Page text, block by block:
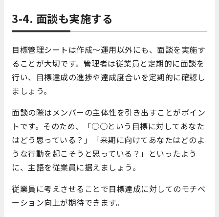
3-4. 面談も実施する
目標管理シートは作成〜運用以外にも、面談を実施す
ることが大切です。管理者は従業員と定期的に面談を
行い、目標達成の進捗や達成度合いを定期的に確認し
ましょう。
面談の際はメンバーの主体性を引き出すことがポイン
トです。そのため、「○○という目標に対してあなた
はどう思っている？」「来期に向けてあなたはどのよ
うな行動を起こそうと思っている？」といったよう
に、主語を従業員に据えましょう。
従業員に考えさせることで目標達成に対してのモチベ
ーション向上が期待できます。